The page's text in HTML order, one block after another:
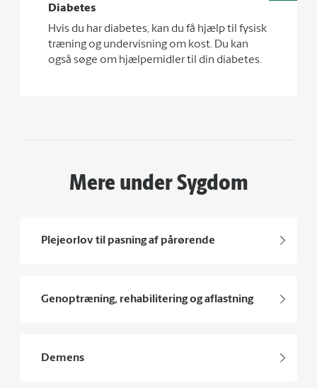
Diabetes
Hvis du har diabetes, kan du få hjælp til fysisk
træning og undervisning om kost. Du kan
også søge om hjælpemidler til din diabetes.
Mere under Sygdom
Plejeorlov til pasning af pårørende
Genoptræning, rehabilitering og aflastning
Demens